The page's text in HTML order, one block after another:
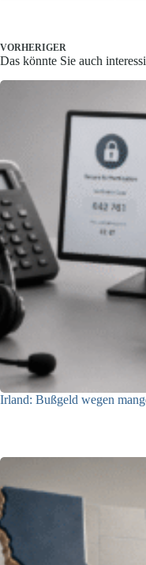
VORHERIGER
Das könnte Sie auch
Irland: Bußgeld wegen